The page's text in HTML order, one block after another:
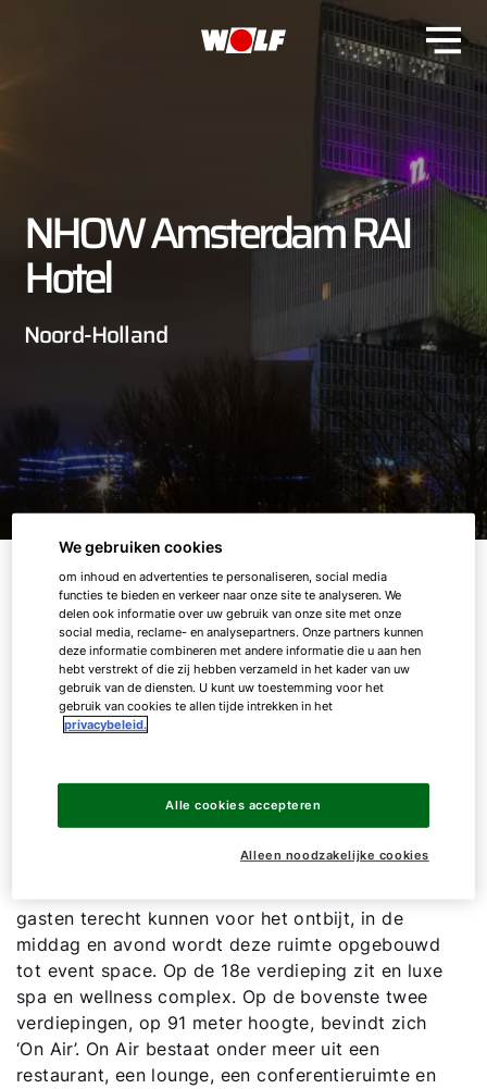
NHOW Amsterdam RAI
Hotel
Noord-Holland
De skyline van de Amsterdamse Zuidas wordt is
sinds 2020 verrijkt met het iconische Nhow
Amsterdam RAI hotel. Met 650 kamers is Nhow
Amsterdam het grootste nieuwbouwhotel in de
Benelux. Door baanbrekend design, een
onderscheidende programmering en state-of-
the-art faciliteiten is een verblijf in Nhow een
zakelijke- als leisure gasten een hotspot worden,
waar uitmuntende gastvrijheid, verrassing en
de 11e verdieping bevindt zich een
gasten terecht kunnen voor het ontbijt, in de
middag en avond wordt deze ruimte opgebouwd
tot event space. Op de 18e verdieping zit en luxe
spa en wellness complex. Op de bovenste twee
verdiepingen, op 91 meter hoogte, bevindt zich
‘On Air’. On Air bestaat onder meer uit een
restaurant, een lounge, een conferentieruimte en
We gebruiken cookies
om inhoud en advertenties te personaliseren, social media
functies te bieden en verkeer naar onze site te analyseren. We
delen ook informatie over uw gebruik van onze site met onze
social media, reclame- en analysepartners. Onze partners kunnen
deze informatie combineren met andere informatie die u aan hen
hebt verstrekt of die zij hebben verzameld in het kader van uw
gebruik van de diensten. U kunt uw toestemming voor het
gebruik van cookies te allen tijde intrekken in het
privacybeleid.
Alleen noodzakelijke cookies
Alle cookies accepteren